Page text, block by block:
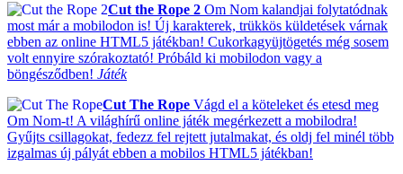
Cut the Rope 2 Om Nom kalandjai folytatódnak
most már a mobilodon is! Új karakterek, trükkös küldetések várnak
ebben az online HTML5 játékban! Cukorkagyüjtögetés még sosem
volt ennyire szórakoztató! Próbáld ki mobilodon vagy a
böngésződben! Játék
Cut The Rope Vágd el a köteleket és etesd meg
Om Nom-t! A világhírű online játék megérkezett a mobilodra!
Gyűjts csillagokat, fedezz fel rejtett jutalmakat, és oldj fel minél több
izgalmas új pályát ebben a mobilos HTML5 játékban!